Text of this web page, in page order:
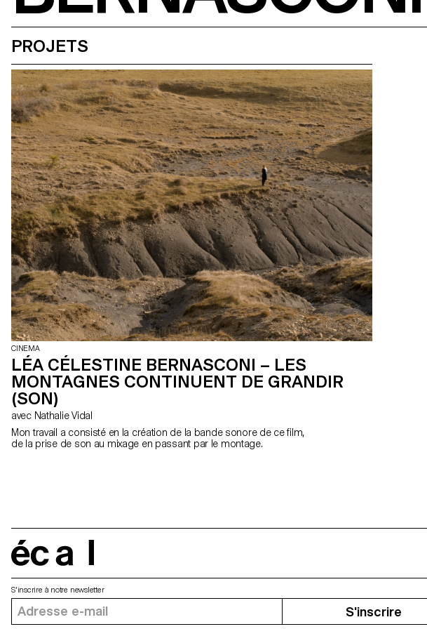
PROJETS
CINEMA
LÉA CÉLESTINE BERNASCONI – LES
MONTAGNES CONTINUENT DE GRANDIR
(SON)
avec Nathalie Vidal
Mon travail a consisté en la création de la bande sonore de ce film,
de la prise de son au mixage en passant par le montage.
S'inscrire à notre newsletter
S'inscrire